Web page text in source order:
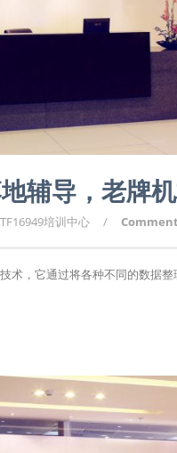
辅导，老牌
培训中心 /
术，它通过将各种不同的数据整